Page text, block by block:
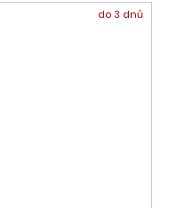
do 3 dnů